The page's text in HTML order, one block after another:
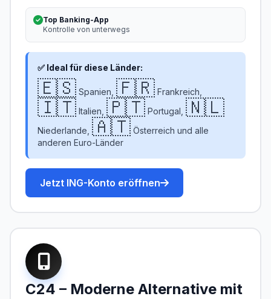
Top Banking-App
Kontrolle von unterwegs
✅ Ideal für diese Länder:
🇪🇸 Spanien, 🇫🇷 Frankreich,
🇮🇹 Italien, 🇵🇹 Portugal, 🇳🇱
Niederlande, 🇦🇹 Österreich und alle
anderen Euro-Länder
Jetzt ING-Konto eröffnen
C24 – Moderne Alternative mit